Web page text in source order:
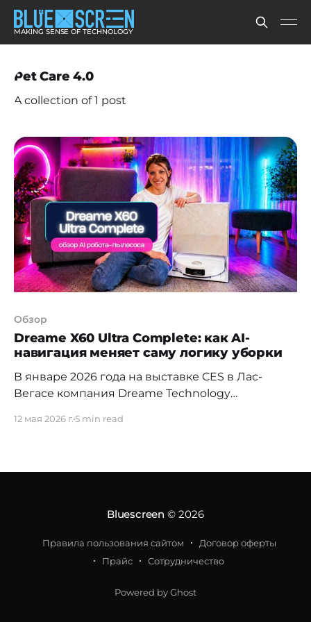
MAKING SENSE OF TECHNOLOGY
Pet Care 4.0
A collection of 1 post
Обзор
Dreame X60 Ultra Complete: как AI-
навигация меняет саму логику уборки
В январе 2026 года на выставке CES в Лас-
Вегасе компания Dreame Technology
12 мая 2026 г.5 min read
Bluescreen © 2026
Правила пользования сайтом
Договор оферты
Прайс
Сотрудничество
Powered by Ghost